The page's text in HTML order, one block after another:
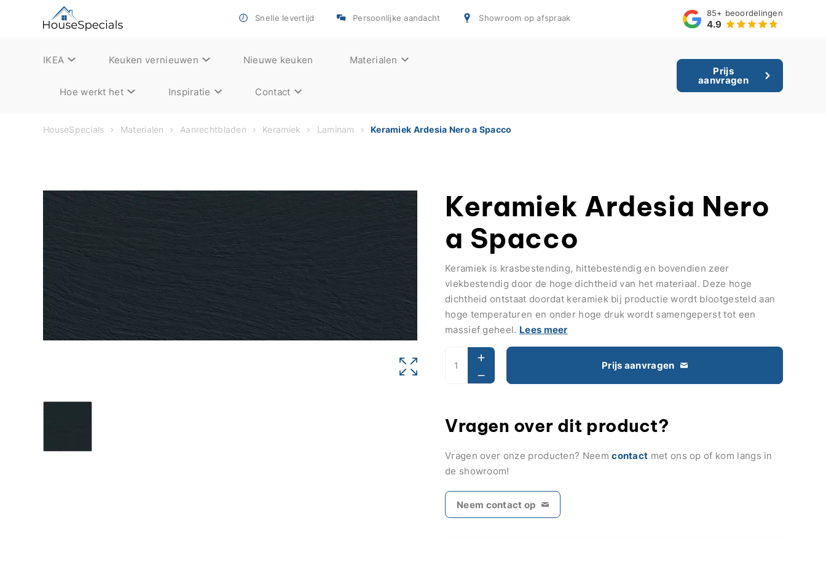
Snelle levertijd Persoonlijke aandacht Showroom op afspraak 85+ beoordelingen
4.9
IKEA Keuken vernieuwen Nieuwe keuken Materialen
Hoe werkt het Inspiratie Contact
Prijs
aanvragen
HouseSpecials Materialen Aanrechtbladen Keramiek Laminam Keramiek Ardesia Nero a Spacco
Keramiek Ardesia Nero
a Spacco
Keramiek is krasbestending, hittebestendig en bovendien zeer
vlekbestendig door de hoge dichtheid van het materiaal. Deze hoge
dichtheid ontstaat doordat keramiek bij productie wordt blootgesteld aan
hoge temperaturen en onder hoge druk wordt samengeperst tot een
massief geheel. Lees meer
Prijs aanvragen
Vragen over dit product?
Vragen over onze producten? Neemcontact met ons op of kom langs in
de showroom!
Neem contact op